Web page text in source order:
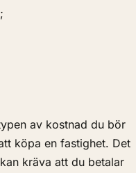
av kostnad du bör
köpa en fastighet. Det
kräva att du betalar